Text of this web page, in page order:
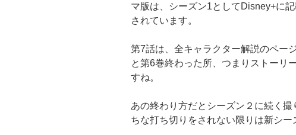
マ版は、シーズン1としてDisney+に
されています。
第7話は、全キャラクター解説のペー
と第6巻終わった所、つまりストーリ
すね。
あの終わり方だとシーズン２に続く
ちな打ち切りをされない限りは新シー